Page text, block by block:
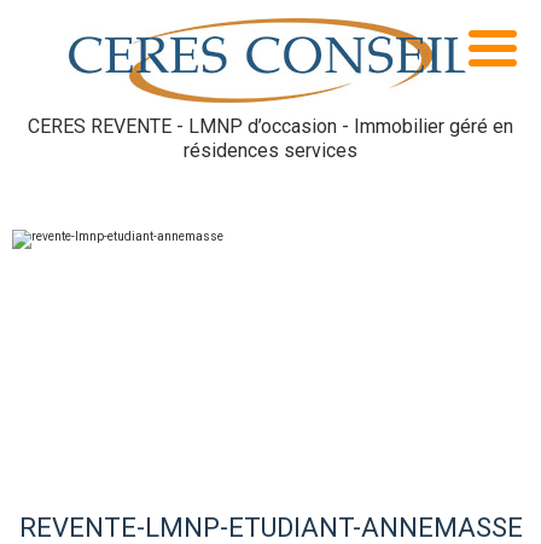
CERES REVENTE - LMNP d’occasion - Immobilier géré en
résidences services
REVENTE-LMNP-ETUDIANT-ANNEMASSE